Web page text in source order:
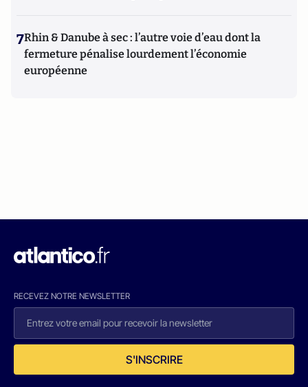
7Rhin & Danube à sec : l’autre voie d’eau dont la
fermeture pénalise lourdement l’économie
européenne
RECEVEZ NOTRE NEWSLETTER
S'INSCRIRE